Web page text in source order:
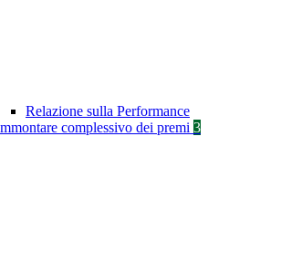
Relazione sulla Performance
complessivo dei premi 3